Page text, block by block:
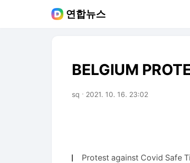
연합뉴스
BELGIUM
sq 2021. 10. 16. 23:02
Protest against Covid Safe